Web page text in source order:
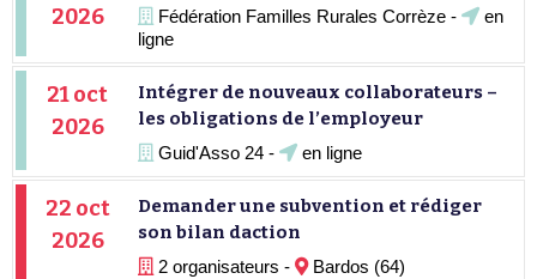
2026
Fédération Familles Rurales Corrèze -
en
ligne
21 oct
2026
Intégrer de nouveaux collaborateurs –
les obligations de l’employeur
Guid'Asso 24 - en ligne
22 oct
2026
Demander une subvention et rédiger
son bilan daction
2 organisateurs - Bardos (64)